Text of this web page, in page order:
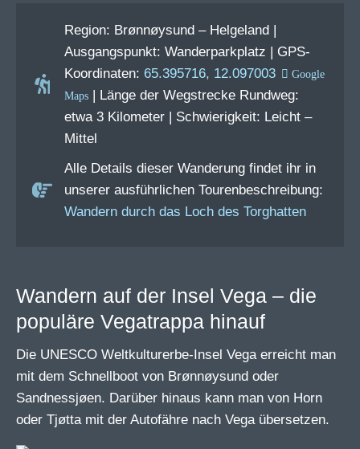
Region: Brønnøysund – Helgeland |
Ausgangspunkt: Wanderparkplatz | GPS-
Koordinaten: 65.395716, 12.097003
| Länge der Wegstrecke Rundweg:
etwa 3 Kilometer | Schwierigkeit: Leicht –
Mittel
Alle Details dieser Wanderung findet ihr in
unserer ausführlichen Tourenbeschreibung:
Wandern durch das Loch des Torghatten
Wandern auf der Insel Vega – die
populäre Vegatrappa hinauf
Die UNESCO Weltkulturerbe-Insel Vega erreicht man
mit dem Schnellboot von Brønnøysund oder
Sandnessjøen. Darüber hinaus kann man von Horn
oder Tjøtta mit der Autofähre nach Vega übersetzen.